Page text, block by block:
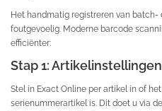
Het handmatig registreren van
foutgevoelig. Moderne barcode
efficiënter:
Stap 1:
Stel in Exact Online per artikel in of
serienummerartikel is. Dit doet u via